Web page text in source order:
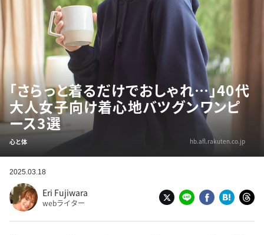
「さらっと着るだけでおしゃれ…」40代
大人女子向け着心地バツグンワンピ
ース3選
心と体 hb.afl.rakuten.co.jp
2025.03.18
Eri Fujiwara
webライター